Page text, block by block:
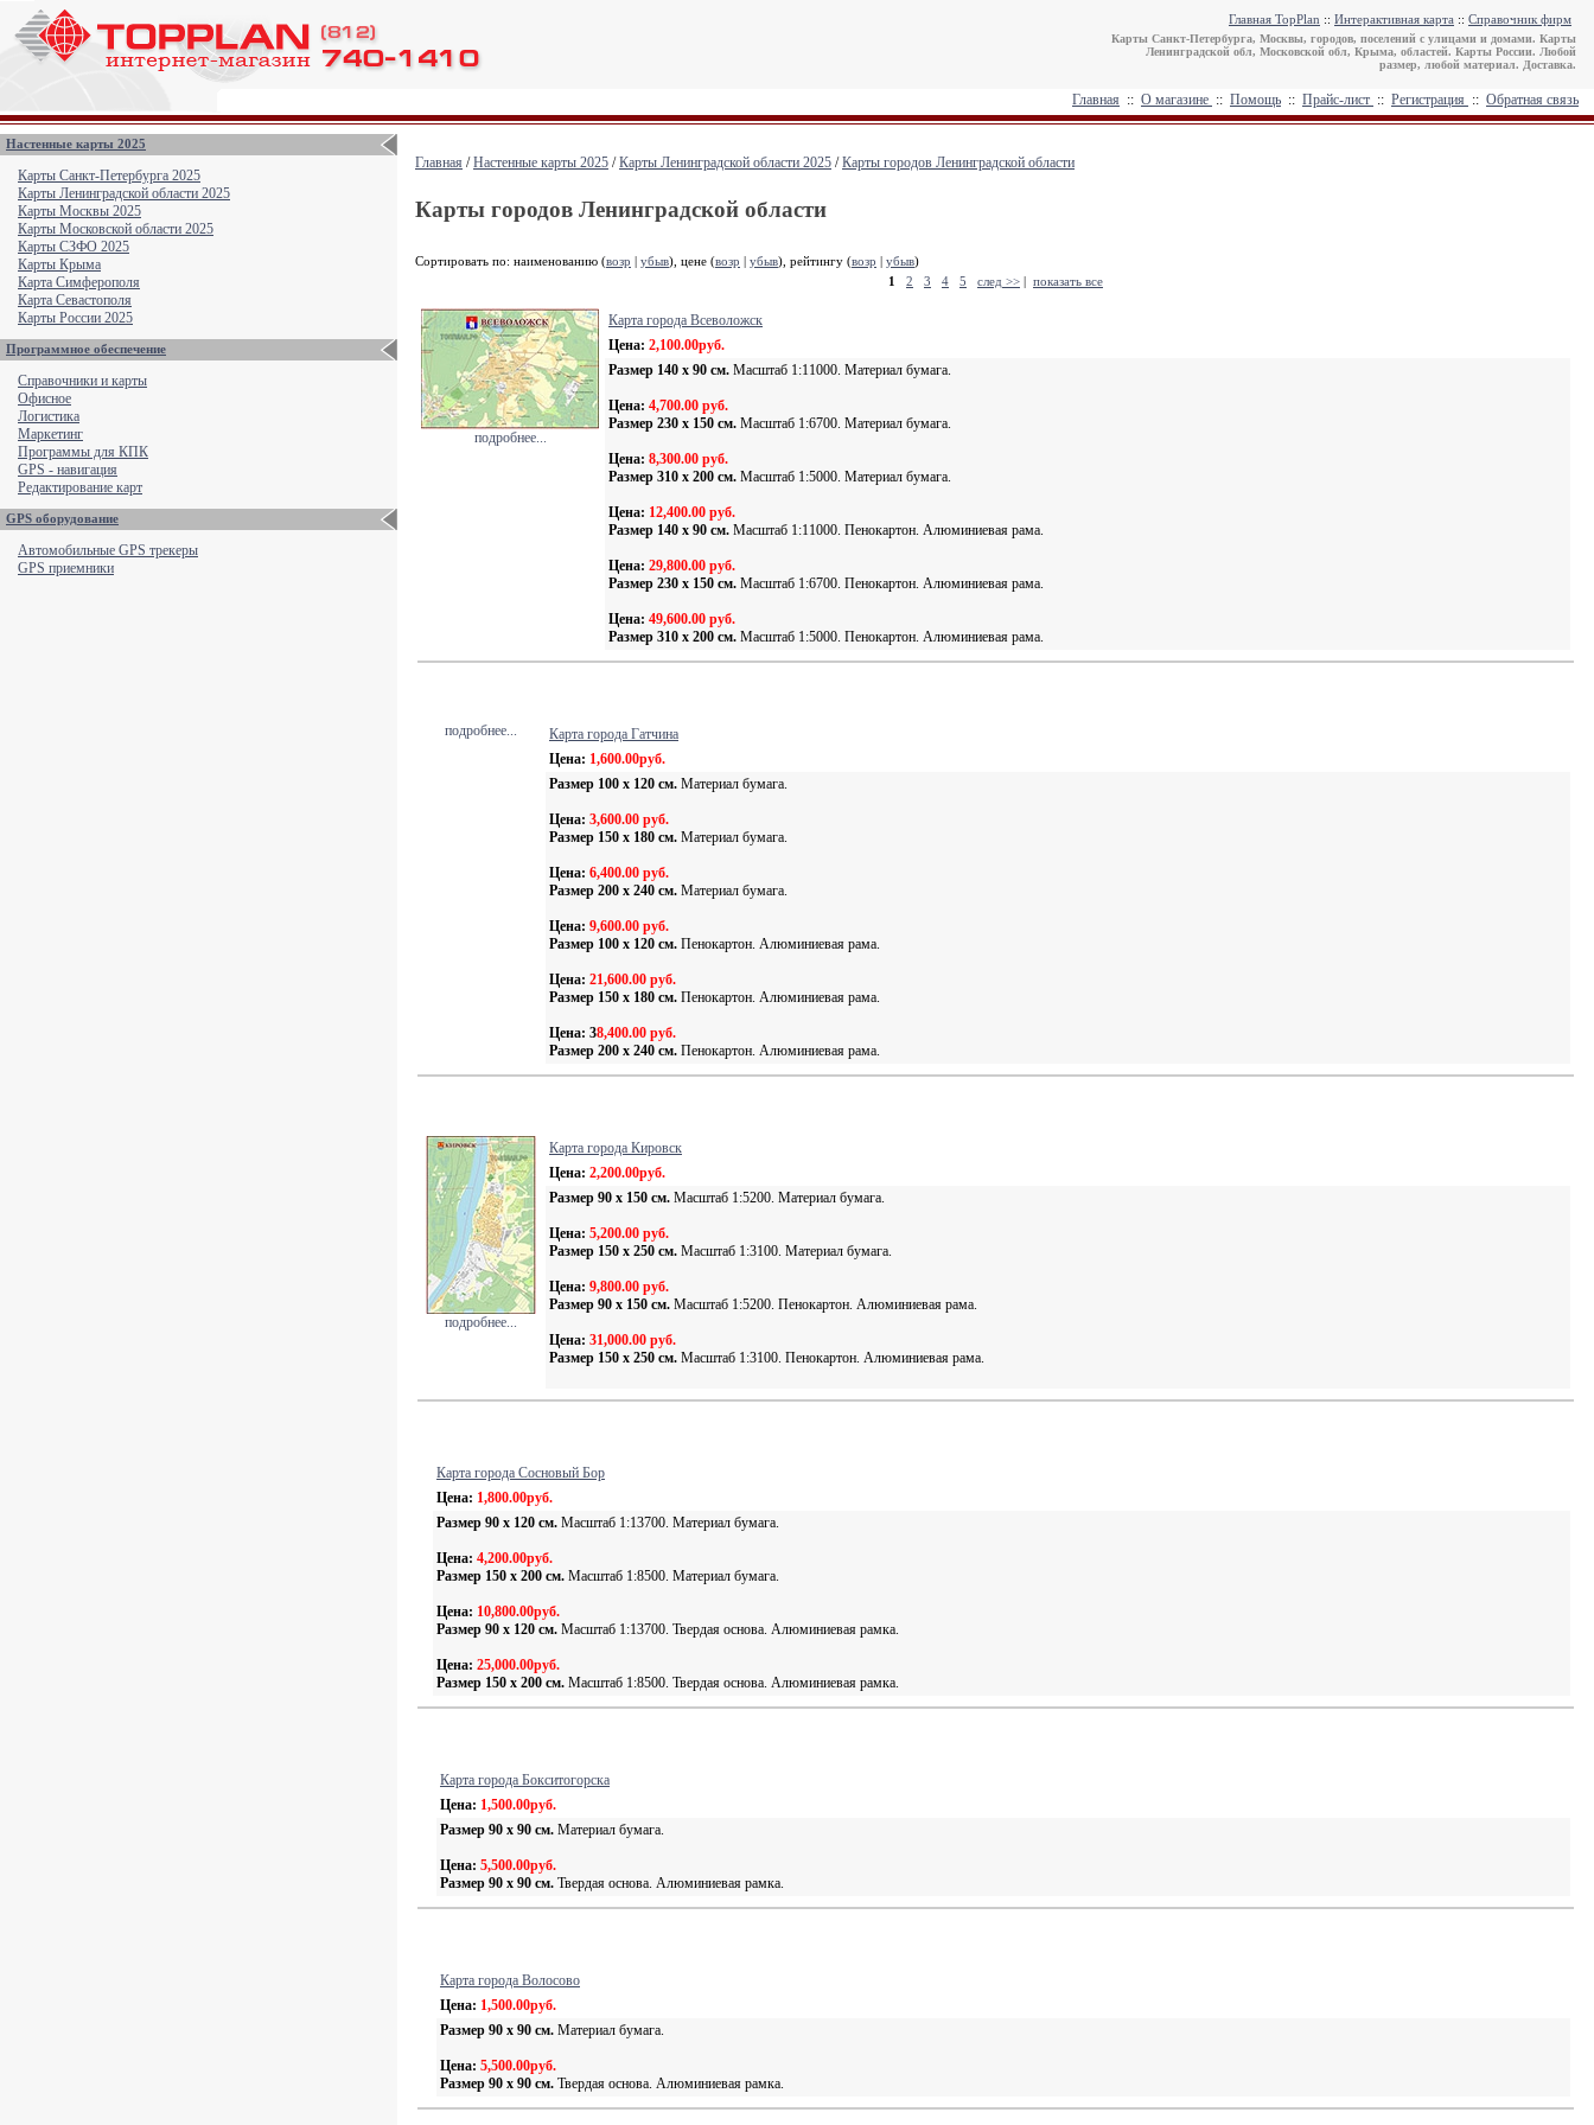
Главная TopPlan :: Интерактивная карта :: Справочник фирм
Карты Санкт-Петербурга, Москвы, городов, поселений с улицами и домами. Карты
Ленинградской обл, Московской обл, Крыма, областей. Карты России. Любой
размер, любой материал. Доставка.
Главная :: О магазине :: Помощь :: Прайс-лист :: Регистрация :: Обратная связь
Настенные карты 2025
Карты Санкт-Петербурга 2025
Карты Ленинградской области 2025
Карты Москвы 2025
Карты Московской области 2025
Карты СЗФО 2025
Карты Крыма
Карта Симферополя
Карта Севастополя
Карты России 2025
Программное обеспечение
Справочники и карты
Офисное
Логистика
Маркетинг
Программы для КПК
GPS - навигация
Редактирование карт
GPS оборудование
Автомобильные GPS трекеры
GPS приемники
Главная /Настенные карты 2025 /Карты Ленинградской области 2025 /Карты городов Ленинградской области
Карты городов Ленинградской области
Сортировать по: наименованию (возр | убыв), цене (возр | убыв), рейтингу (возр | убыв)
1
2 3 4 5 след >> | показать все
подробнее...
Карта города Всеволожск
Цена: 2,100.00руб.
Размер 140 х 90 cм. Масштаб 1:11000. Материал бумага.
Цена: 4,700.00 руб.
Размер 230 х 150 cм. Масштаб 1:6700. Материал бумага.
Цена: 8,300.00 руб.
Размер 310 х 200 cм. Масштаб 1:5000. Материал бумага.
Цена: 12,400.00 руб.
Размер 140 х 90 cм. Масштаб 1:11000. Пенокартон. Алюминиевая рама.
Цена: 29,800.00 руб.
Размер 230 х 150 cм. Масштаб 1:6700. Пенокартон. Алюминиевая рама.
Цена: 49,600.00 руб.
Размер 310 х 200 cм. Масштаб 1:5000. Пенокартон. Алюминиевая рама.
подробнее...
Карта города Гатчина
Цена: 1,600.00руб.
Размер 100 х 120 cм. Материал бумага.
Цена: 3,600.00 руб.
Размер 150 х 180 cм. Материал бумага.
Цена: 6,400.00 руб.
Размер 200 х 240 cм. Материал бумага.
Цена: 9,600.00 руб.
Размер 100 х 120 cм. Пенокартон. Алюминиевая рама.
Цена: 21,600.00 руб.
Размер 150 х 180 cм. Пенокартон. Алюминиевая рама.
Цена: 38,400.00 руб.
Размер 200 х 240 cм. Пенокартон. Алюминиевая рама.
подробнее...
Карта города Кировск
Цена: 2,200.00руб.
Размер 90 х 150 cм. Масштаб 1:5200. Материал бумага.
Цена: 5,200.00 руб.
Размер 150 х 250 cм. Масштаб 1:3100. Материал бумага.
Цена: 9,800.00 руб.
Размер 90 х 150 cм. Масштаб 1:5200. Пенокартон. Алюминиевая рама.
Цена: 31,000.00 руб.
Размер 150 х 250 cм. Масштаб 1:3100. Пенокартон. Алюминиевая рама.
Карта города Сосновый Бор
Цена: 1,800.00руб.
Размер 90 х 120 см. Масштаб 1:13700. Материал бумага.
Цена: 4,200.00руб.
Размер 150 х 200 см. Масштаб 1:8500. Материал бумага.
Цена: 10,800.00руб.
Размер 90 х 120 см. Масштаб 1:13700. Твердая основа. Алюминиевая рамка.
Цена: 25,000.00руб.
Размер 150 х 200 см. Масштаб 1:8500. Твердая основа. Алюминиевая рамка.
Карта города Бокситогорска
Цена: 1,500.00руб.
Размер 90 х 90 см. Материал бумага.
Цена: 5,500.00руб.
Размер 90 х 90 см. Твердая основа. Алюминиевая рамка.
Карта города Волосово
Цена: 1,500.00руб.
Размер 90 х 90 см. Материал бумага.
Цена: 5,500.00руб.
Размер 90 х 90 см. Твердая основа. Алюминиевая рамка.